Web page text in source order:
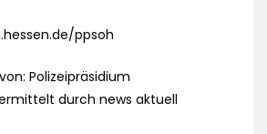
ppsoh
Polizeipräsidium
durch news aktuell